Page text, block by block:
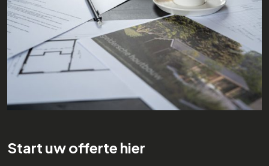
Start uw offerte hier